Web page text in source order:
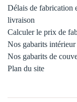
Délais de fabrication
livraison
Calculer le prix de
Nos gabarits intérieur
Nos gabarits de
Plan du site